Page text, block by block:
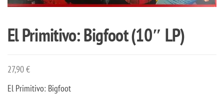
El Primitivo: Bigfoot (10″ LP)
27,90€
El Primitivo: Bigfoot